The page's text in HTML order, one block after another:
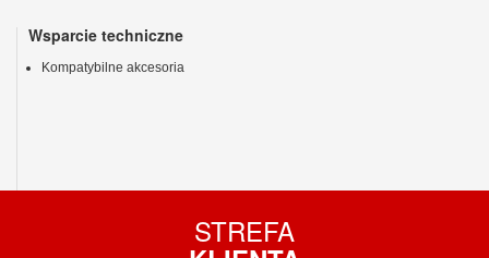
Wsparcie techniczne
Kompatybilne akcesoria
STREFA